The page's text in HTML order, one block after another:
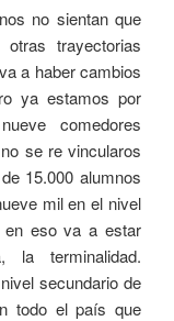
no sientan que
trayectorias
a haber cambios
ya estamos por
comedores
se re vincularos
15.000 alumnos
mil en el nivel
en eso va a estar
la terminalidad.
secundario de
todo el país que